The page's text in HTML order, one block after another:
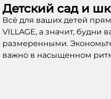
Детский сад и
Всё для ваших детей
VILLAGE, а значит, будни
размеренными.
важно в насыщенном